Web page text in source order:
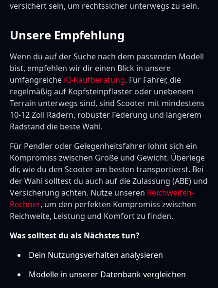
versichert sein, um rechtssicher unterwegs zu sein.
Unsere Empfehlung
Wenn du auf der Suche nach dem passenden Modell
bist, empfehlen wir dir einen Blick in unsere
umfangreiche KI-Kaufberatung. Für Fahrer, die
regelmäßig auf Kopfsteinpflaster oder unebenem
Terrain unterwegs sind, sind Scooter mit mindestens
10-12 Zoll Rädern, robuster Federung und längerem
Radstand die beste Wahl.
Für Pendler oder Gelegenheitsfahrer lohnt sich ein
Kompromiss zwischen Größe und Gewicht. Überlege
dir, wie du den Scooter am besten transportierst. Bei
der Wahl solltest du auch auf die Zulassung (ABE) und
Versicherung achten. Nutze unseren Reichweiten-
Rechner, um den perfekten Kompromiss zwischen
Reichweite, Leistung und Komfort zu finden.
Was solltest du als Nächstes tun?
Dein Nutzungsverhalten analysieren
Modelle in unserer Datenbank vergleichen